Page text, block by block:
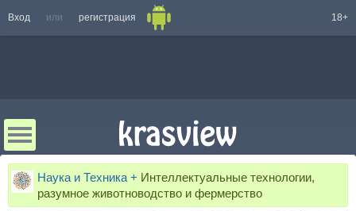
Вход или регистрация 18+
Наука и Техника + Интеллектуальные технологии,
разумное животноводство и фермерство